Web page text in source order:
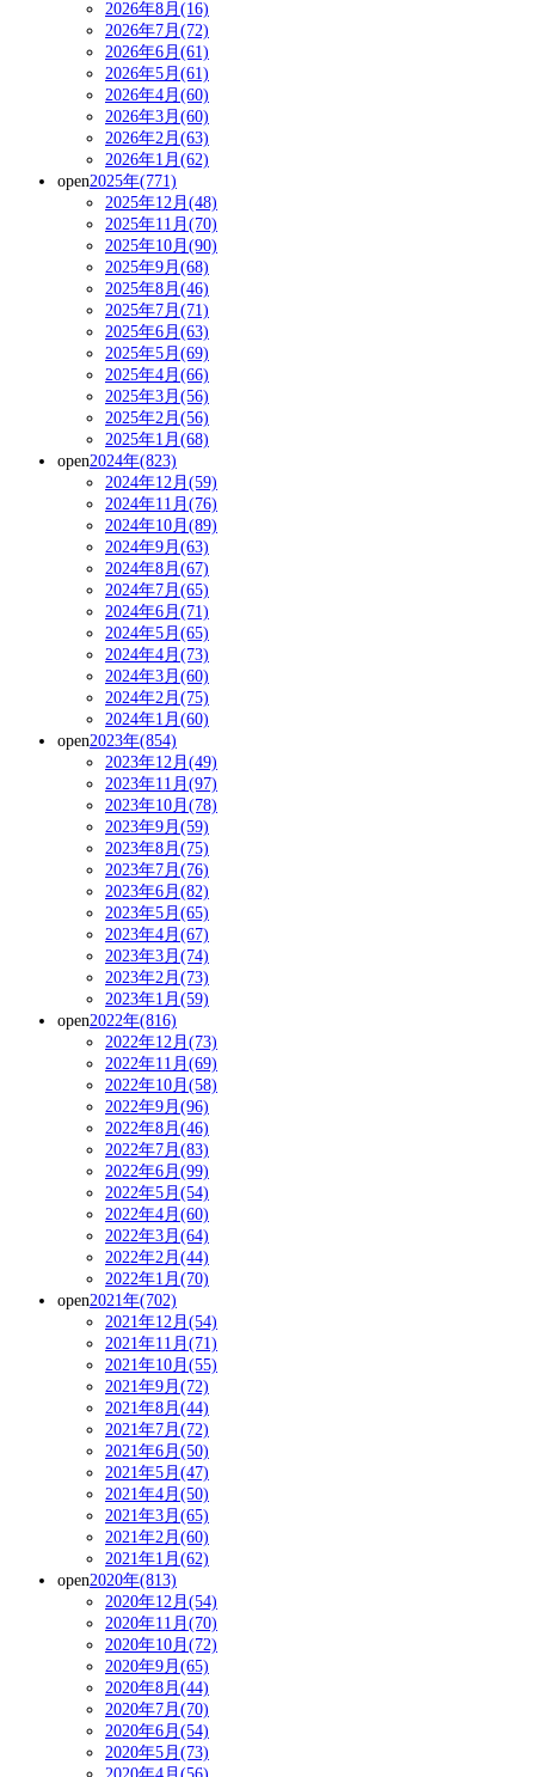
2026年8月(16)
2026年7月(72)
2026年6月(61)
2026年5月(61)
2026年4月(60)
2026年3月(60)
2026年2月(63)
2026年1月(62)
open2025年(771)
2025年12月(48)
2025年11月(70)
2025年10月(90)
2025年9月(68)
2025年8月(46)
2025年7月(71)
2025年6月(63)
2025年5月(69)
2025年4月(66)
2025年3月(56)
2025年2月(56)
2025年1月(68)
open2024年(823)
2024年12月(59)
2024年11月(76)
2024年10月(89)
2024年9月(63)
2024年8月(67)
2024年7月(65)
2024年6月(71)
2024年5月(65)
2024年4月(73)
2024年3月(60)
2024年2月(75)
2024年1月(60)
open2023年(854)
2023年12月(49)
2023年11月(97)
2023年10月(78)
2023年9月(59)
2023年8月(75)
2023年7月(76)
2023年6月(82)
2023年5月(65)
2023年4月(67)
2023年3月(74)
2023年2月(73)
2023年1月(59)
open2022年(816)
2022年12月(73)
2022年11月(69)
2022年10月(58)
2022年9月(96)
2022年8月(46)
2022年7月(83)
2022年6月(99)
2022年5月(54)
2022年4月(60)
2022年3月(64)
2022年2月(44)
2022年1月(70)
open2021年(702)
2021年12月(54)
2021年11月(71)
2021年10月(55)
2021年9月(72)
2021年8月(44)
2021年7月(72)
2021年6月(50)
2021年5月(47)
2021年4月(50)
2021年3月(65)
2021年2月(60)
2021年1月(62)
open2020年(813)
2020年12月(54)
2020年11月(70)
2020年10月(72)
2020年9月(65)
2020年8月(44)
2020年7月(70)
2020年6月(54)
2020年5月(73)